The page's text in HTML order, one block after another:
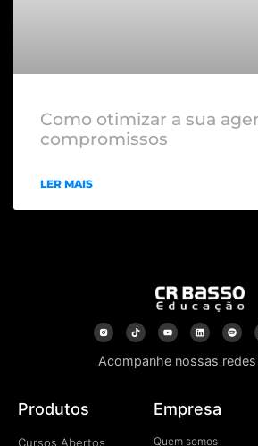
Como otimizar a sua
compromissos
LER MAIS
Acompanhe nossas
Produtos
Cursos Abertos
Empresa
Quem somos